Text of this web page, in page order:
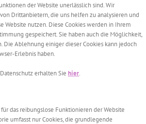
der Website unerlässlich sind. Wir
Drittanbietern, die uns helfen zu analysieren und
Website nutzen. Diese Cookies werden in Ihrem
gespeichert. Sie haben auch die Möglichkeit,
Die Ablehnung einiger dieser Cookies kann jedoch
Erlebnis haben.
erhalten Sie hier.
das reibungslose Funktionieren der Website
umfasst nur Cookies, die grundlegende